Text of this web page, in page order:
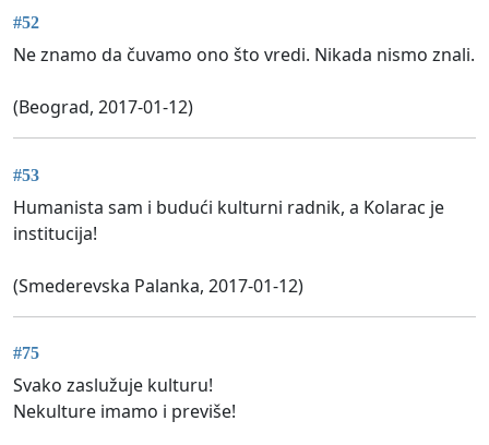
#52
Ne znamo da čuvamo ono što vredi. Nikada nismo znali.
(Beograd, 2017-01-12)
#53
Humanista sam i budući kulturni radnik, a Kolarac je
institucija!
(Smederevska Palanka, 2017-01-12)
#75
Svako zaslužuje kulturu!
Nekulture imamo i previše!